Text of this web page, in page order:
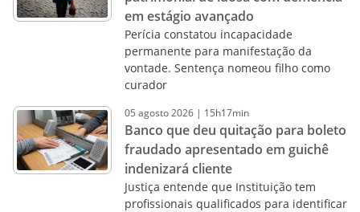
em estágio avançado
Perícia constatou incapacidade
permanente para manifestação da
vontade. Sentença nomeou filho como
curador
05 agosto2026 | 15h17min
Banco que deu quitação para boleto
fraudado apresentado em guichê
indenizará cliente
Justiça entende que Instituição tem
profissionais qualificados para identificar